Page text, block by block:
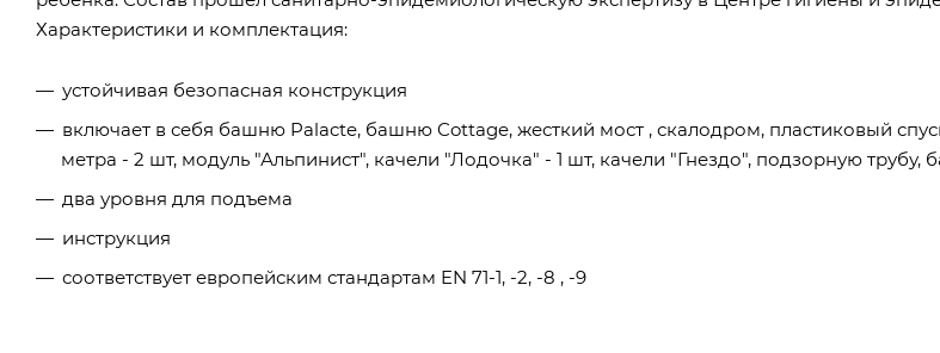
Характеристики и комплектация:
устойчивая безопасная конструкция
включает в себя башню Palacte, башню Cottage, жесткий мост , скалодром, пластиковый
метра - 2 шт, модуль "Альпинист", качели "Лодочка" - 1 шт, качели "Гнездо", подзорную трубу,
два уровня для подъема
инструкция
соответствует европейским стандартам EN 71-1, -2, -8 , -9